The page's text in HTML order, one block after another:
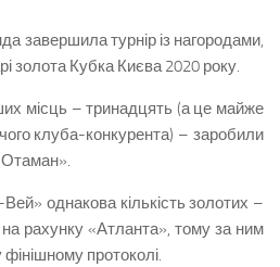
завершила турнір із нагородами,
золота Кубка Києва 2020 року.
місць – тринадцять (а це майже
клуба-конкурента) – заробили
однакова кількість золотих –
на рахунку «Атланта», тому за ним
протоколі.